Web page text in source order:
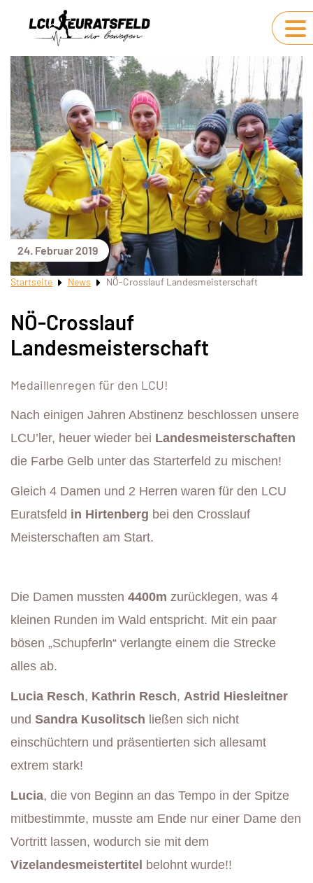
24. Februar 2019
Startseite News NÖ-Crosslauf Landesmeisterschaft
NÖ-Crosslauf
Landesmeisterschaft
Medaillenregen für den LCU!
Nach einigen Jahren Abstinenz beschlossen unsere
LCU’ler, heuer wieder bei Landesmeisterschaften
die Farbe Gelb unter das Starterfeld zu mischen!
Gleich 4 Damen und 2 Herren waren für den LCU
Euratsfeld in Hirtenberg bei den Crosslauf
Meisterschaften am Start.
Die Damen mussten 4400m zurücklegen, was 4
kleinen Runden im Wald entspricht. Mit ein paar
bösen „Schupferln“ verlangte einem die Strecke
alles ab.
Lucia Resch, Kathrin Resch, Astrid Hiesleitner
und Sandra Kusolitsch ließen sich nicht
einschüchtern und präsentierten sich allesamt
extrem stark!
Lucia, die von Beginn an das Tempo in der Spitze
mitbestimmte, musste am Ende nur einer Dame den
Vortritt lassen, wodurch sie mit dem
Vizelandesmeistertitel belohnt wurde!!